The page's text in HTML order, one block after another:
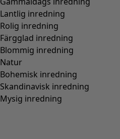
Lantlig inredning
Rolig inredning
Färgglad inredning
Blommig inredning
Natur
Bohemisk inredning
Skandinavisk inredning
Mysig inredning